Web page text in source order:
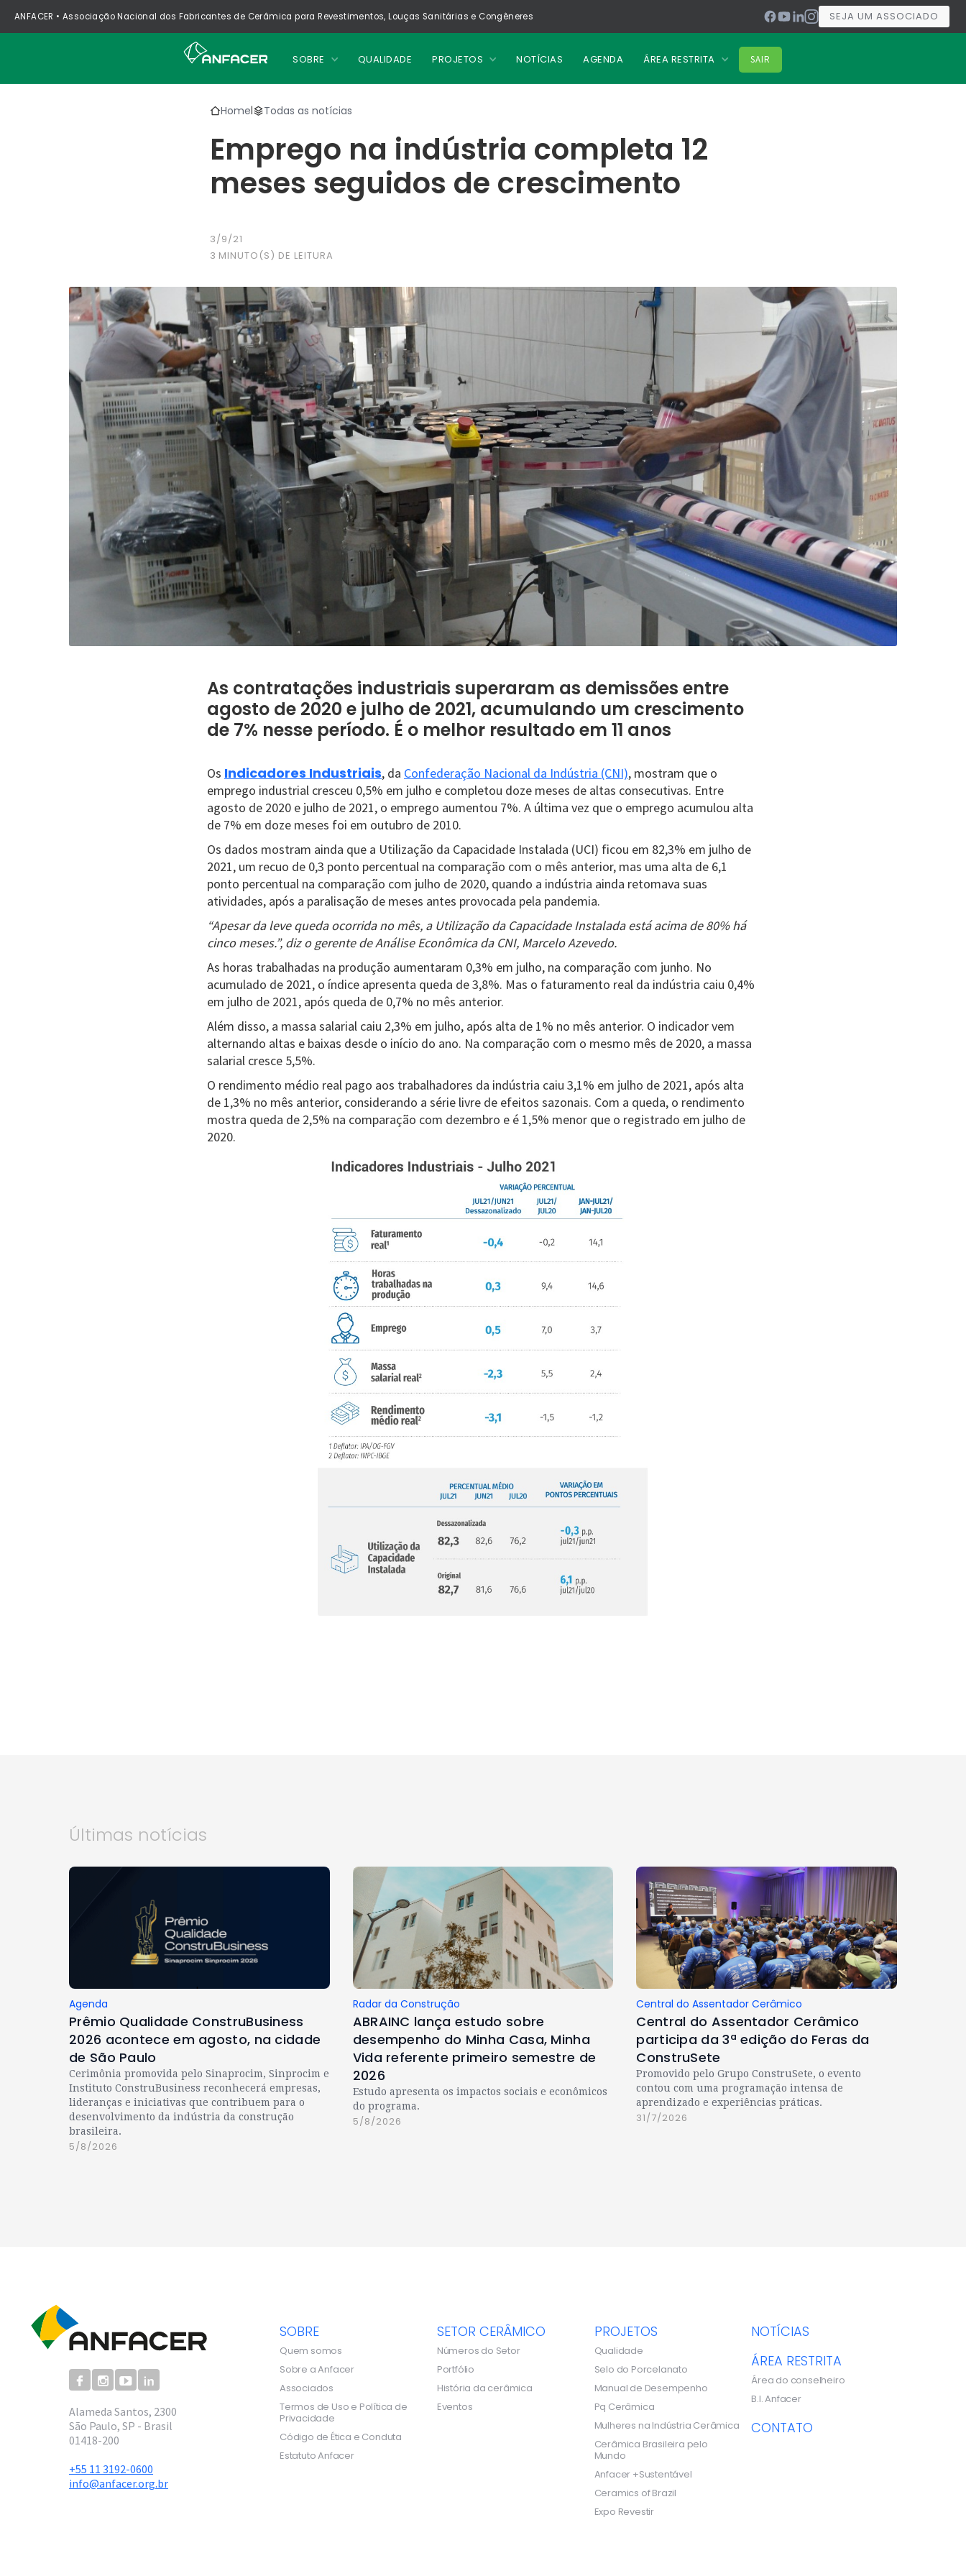
ANFACER • Associação Nacional dos Fabricantes de Cerâmica para Revestimentos, Louças Sanitárias e Congêneres SEJA UM ASSOCIADO
SOBRE QUALIDADE PROJETOS NOTÍCIAS AGENDA ÁREA RESTRITA SAIR
Home| Todas as notícias
Emprego na indústria completa 12
meses seguidos de crescimento
3/9/21
3 MINUTO(S) DE LEITURA
As contratações industriais superaram as demissões entre
agosto de 2020 e julho de 2021, acumulando um crescimento
de 7% nesse período. É o melhor resultado em 11 anos
Os Indicadores Industriais, da Confederação Nacional da Indústria (CNI), mostram que o
emprego industrial cresceu 0,5% em julho e completou doze meses de altas consecutivas. Entre
agosto de 2020 e julho de 2021, o emprego aumentou 7%. A última vez que o emprego acumulou alta
de 7% em doze meses foi em outubro de 2010.
Os dados mostram ainda que a Utilização da Capacidade Instalada (UCI) ficou em 82,3% em julho de
2021, um recuo de 0,3 ponto percentual na comparação com o mês anterior, mas uma alta de 6,1
ponto percentual na comparação com julho de 2020, quando a indústria ainda retomava suas
atividades, após a paralisação de meses antes provocada pela pandemia.
“Apesar da leve queda ocorrida no mês, a Utilização da Capacidade Instalada está acima de 80% há
cinco meses.”, diz o gerente de Análise Econômica da CNI, Marcelo Azevedo.
As horas trabalhadas na produção aumentaram 0,3% em julho, na comparação com junho. No
acumulado de 2021, o índice apresenta queda de 3,8%. Mas o faturamento real da indústria caiu 0,4%
em julho de 2021, após queda de 0,7% no mês anterior.
Além disso, a massa salarial caiu 2,3% em julho, após alta de 1% no mês anterior. O indicador vem
alternando altas e baixas desde o início do ano. Na comparação com o mesmo mês de 2020, a massa
salarial cresce 5,5%.
O rendimento médio real pago aos trabalhadores da indústria caiu 3,1% em julho de 2021, após alta
de 1,3% no mês anterior, considerando a série livre de efeitos sazonais. Com a queda, o rendimento
mostra queda de 2,5% na comparação com dezembro e é 1,5% menor que o registrado em julho de
2020.
Últimas notícias
Agenda
Prêmio Qualidade ConstruBusiness
2026 acontece em agosto, na cidade
de São Paulo
Cerimônia promovida pelo Sinaprocim, Sinprocim e
Instituto ConstruBusiness reconhecerá empresas,
lideranças e iniciativas que contribuem para o
desenvolvimento da indústria da construção
brasileira.
5/8/2026
Radar da Construção
ABRAINC lança estudo sobre
desempenho do Minha Casa, Minha
Vida referente primeiro semestre de
2026
Estudo apresenta os impactos sociais e econômicos
do programa.
5/8/2026
Central do Assentador Cerâmico
Central do Assentador Cerâmico
participa da 3ª edição do Feras da
ConstruSete
Promovido pelo Grupo ConstruSete, o evento
contou com uma programação intensa de
aprendizado e experiências práticas.
31/7/2026
Alameda Santos, 2300
São Paulo, SP - Brasil
01418-200
+55 11 3192-0600
info@anfacer.org.br
SOBRE
Quem somos
Sobre a Anfacer
Associados
Termos de Uso e Política de
Privacidade
Código de Ética e Conduta
Estatuto Anfacer
SETOR CERÂMICO
Números do Setor
Portfólio
História da cerâmica
Eventos
PROJETOS
Qualidade
Selo do Porcelanato
Manual de Desempenho
Pq Cerâmica
Mulheres na Indústria Cerâmica
Cerâmica Brasileira pelo
Mundo
Anfacer +Sustentável
Ceramics of Brazil
Expo Revestir
NOTÍCIAS
ÁREA RESTRITA
Área do conselheiro
B.I. Anfacer
CONTATO